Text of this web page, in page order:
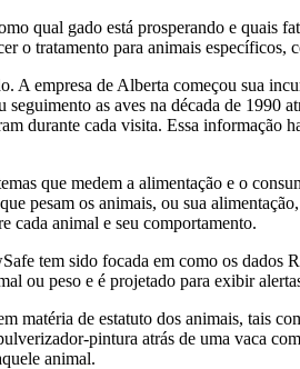
qual gado está prosperando e quais
o tratamento para animais específicos,
empresa de Alberta começou sua
as aves na década de 1990
durante cada visita. Essa informação
que medem a alimentação e o
pesam os animais, ou sua
cada animal e seu comportamento.
tem sido focada em como os
ou peso e é projetado para exibir
matéria de estatuto dos animais, tais
pintura atrás de uma vaca
animal.